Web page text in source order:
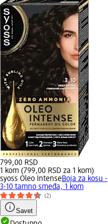
799,00 RSD
1 kom (799,00 RSD za 1 kom)
syoss Oleo IntenseBoja za kosu -
3-10 tamno smeđa, 1 kom
(2)
Savet